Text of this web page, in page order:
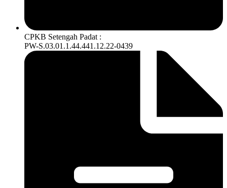
CPKB Setengah Padat :
PW-S.03.01.1.44.441.12.22-0439